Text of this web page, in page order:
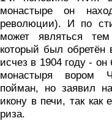
монастыре он
революции). И по
может являться
который был обретён
исчез в 1904 году -
монастыря вором
пойман, но заявил
икону в печи, так
риза.